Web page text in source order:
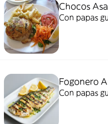
Chocos
Con papas
Fogonero
Con papas